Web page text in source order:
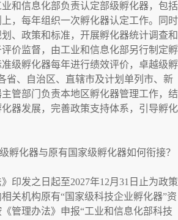
和信息化部负责认定部级孵化器，包括
，每年组织一次孵化器认定工作。同时
、政策和标准，开展孵化器统计调查和
价监督，由工业和信息化部另行制定孵
级孵化器每年进行绩效评价，卓越级孵
省、自治区、直辖市及计划单列市、新
管部门负责本地区孵化器管理工作，结
器发展，完善政策支持体系，引导孵化
化器与原有国家级孵化器如何衔接？
发之日起至2027年12月31日止为政策
关机构原有“国家级科技企业孵化器”资
管理办法》申报“工业和信息化部科技